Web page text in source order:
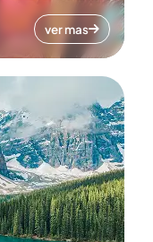
ver mas